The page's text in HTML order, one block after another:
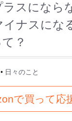
ラスになら
ナスにな
？
• 日々のこと
で買って応